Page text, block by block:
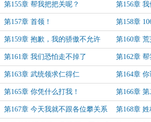
第155章 帮我把把关呢？ 第156章
第157章 首领！ 第158章
第159章 抱歉，我的骄傲不允许 第160章
第161章 我们恐怕走不掉了 第162章
第163章 武统领求仁得仁 第164章 你
第165章 你凭什么打我！ 第166章 第
第167章 今天我就不跟各位攀关系 第168章 姓